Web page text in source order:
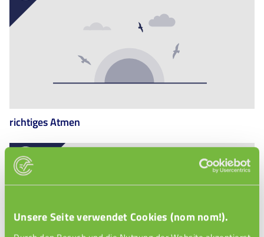
Unsere Seite verwendet Cookies (nom nom!).
richtiges Atmen